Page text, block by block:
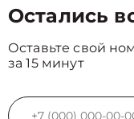
Остались
Оставьте свой
за 15 минут